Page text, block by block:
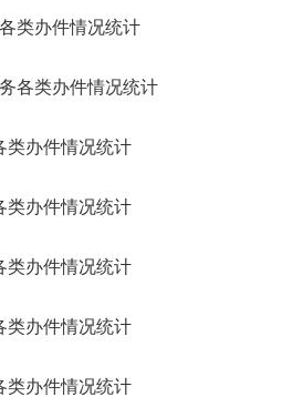
类办件情况统计
各类办件情况统计
类办件情况统计
类办件情况统计
类办件情况统计
类办件情况统计
类办件情况统计